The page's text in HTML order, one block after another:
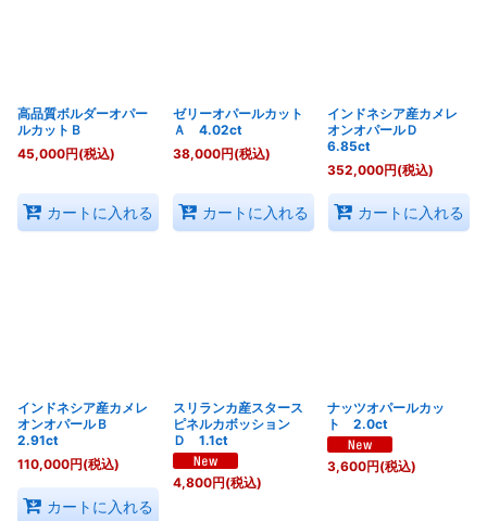
高品質ボルダーオパー
ルカットＢ
45,000円(税込)
カートに入れる
ゼリーオパールカット
Ａ 4.02ct
38,000円(税込)
カートに入れる
インドネシア産カメレ
オンオパールＤ
6.85ct
352,000円(税込)
カートに入れる
インドネシア産カメレ
オンオパールＢ
2.91ct
110,000円(税込)
カートに入れる
スリランカ産スタース
ピネルカボッション
Ｄ 1.1ct
4,800円(税込)
ナッツオパールカッ
ト 2.0ct
3,600円(税込)